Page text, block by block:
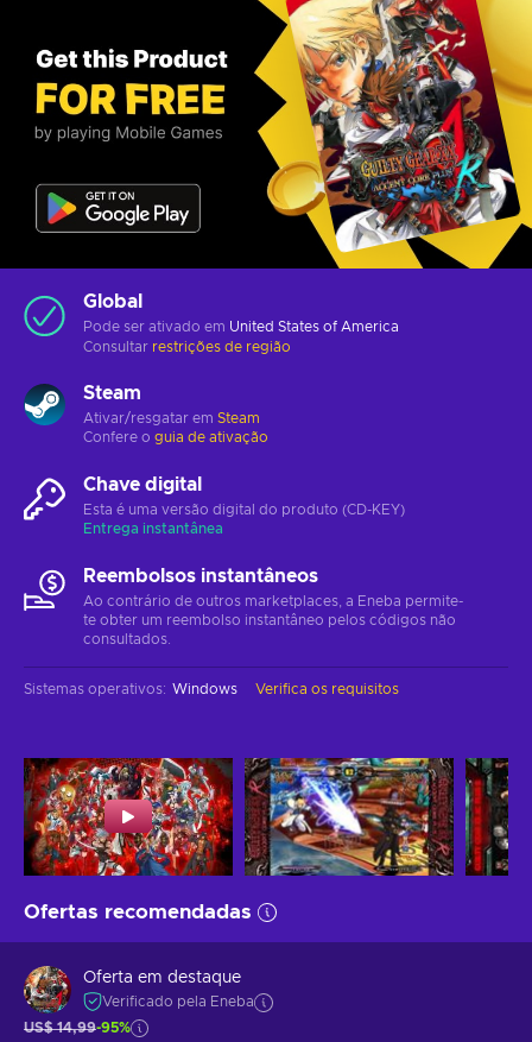
Global
Pode ser ativado em United States of America
Consultar restrições de região
Steam
Ativar/resgatar em Steam
Confere o guia de ativação
Chave digital
Esta é uma versão digital do produto (CD-KEY)
Entrega instantânea
Reembolsos instantâneos
Ao contrário de outros marketplaces, a Eneba permite-
te obter um reembolso instantâneo pelos códigos não
consultados.
Sistemas operativos: Windows Verifica os requisitos
Ofertas recomendadas
Oferta em destaque
Verificado pela Eneba
US$ 14,99-95%